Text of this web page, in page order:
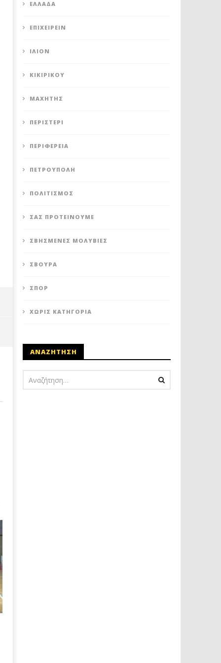
ΕΛΛΆΔΑ
ΕΠΙΧΕΙΡΕΊΝ
ΊΛΙΟΝ
ΚΙΚΙΡΙΚΟΥ
ΜΑΧΗΤΗΣ
ΠΕΡΙΣΤΈΡΙ
ΠΕΡΙΦΈΡΕΙΑ
ΠΕΤΡΟΎΠΟΛΗ
ΠΟΛΙΤΙΣΜΌΣ
ΣΑΣ ΠΡΟΤΕΊΝΟΥΜΕ
ΣΒΗΣΜΈΝΕΣ ΜΟΛΥΒΙΈΣ
ΣΒΟΎΡΑ
ΣΠΟΡ
ΧΩΡΊΣ ΚΑΤΗΓΟΡΊΑ
ΑΝΑΖΗΤΗΣΗ